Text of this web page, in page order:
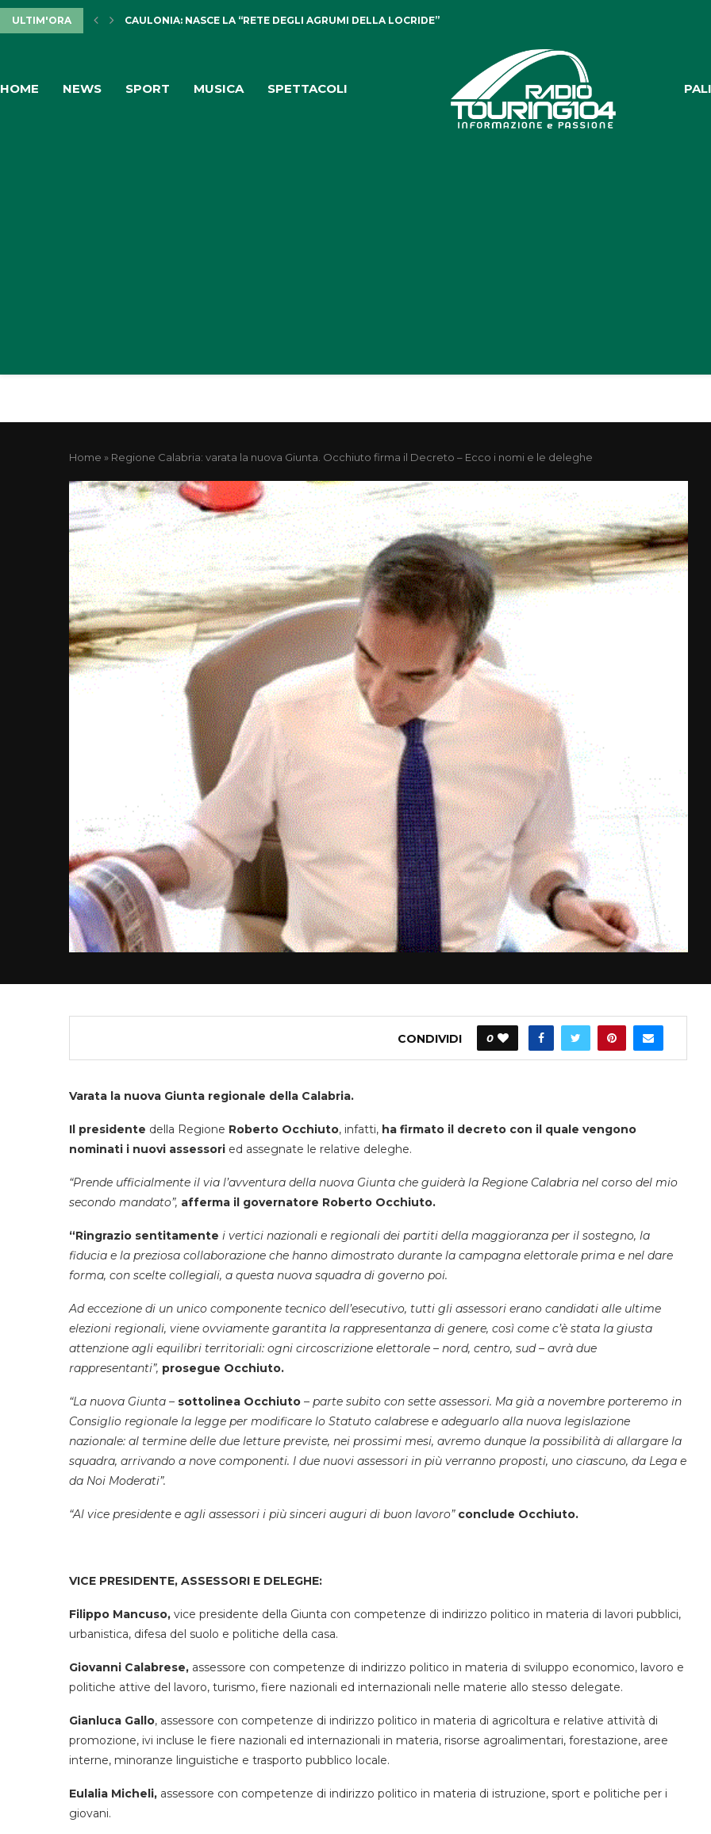
ULTIM'ORA CAULONIA: NASCE LA “RETE DEGLI AGRUMI DELLA LOCRIDE”
HOME NEWS SPORT MUSICA SPETTACOLI
Home » Regione Calabria: varata la nuova Giunta. Occhiuto firma il Decreto – Ecco i nomi e le deleghe
CONDIVIDI 0
Varata la nuova Giunta regionale della Calabria.
Il presidente della Regione Roberto Occhiuto, infatti, ha firmato il decreto con il quale vengono
nominati i nuovi assessori ed assegnate le relative deleghe.
“Prende ufficialmente il via l’avventura della nuova Giunta che guiderà la Regione Calabria nel corso del mio
secondo mandato”, afferma il governatore Roberto Occhiuto.
“Ringrazio sentitamente i vertici nazionali e regionali dei partiti della maggioranza per il sostegno, la
fiducia e la preziosa collaborazione che hanno dimostrato durante la campagna elettorale prima e nel dare
forma, con scelte collegiali, a questa nuova squadra di governo poi.
Ad eccezione di un unico componente tecnico dell’esecutivo, tutti gli assessori erano candidati alle ultime
elezioni regionali, viene ovviamente garantita la rappresentanza di genere, così come c’è stata la giusta
attenzione agli equilibri territoriali: ogni circoscrizione elettorale – nord, centro, sud – avrà due
rappresentanti”, prosegue Occhiuto.
“La nuova Giunta – sottolinea Occhiuto – parte subito con sette assessori. Ma già a novembre porteremo in
Consiglio regionale la legge per modificare lo Statuto calabrese e adeguarlo alla nuova legislazione
nazionale: al termine delle due letture previste, nei prossimi mesi, avremo dunque la possibilità di allargare la
squadra, arrivando a nove componenti. I due nuovi assessori in più verranno proposti, uno ciascuno, da Lega e
da Noi Moderati”.
“Al vice presidente e agli assessori i più sinceri auguri di buon lavoro”conclude Occhiuto.
VICE PRESIDENTE, ASSESSORI E DELEGHE:
Filippo Mancuso, vice presidente della Giunta con competenze di indirizzo politico in materia di lavori pubblici,
urbanistica, difesa del suolo e politiche della casa.
Giovanni Calabrese, assessore con competenze di indirizzo politico in materia di sviluppo economico, lavoro e
politiche attive del lavoro, turismo, fiere nazionali ed internazionali nelle materie allo stesso delegate.
Gianluca Gallo, assessore con competenze di indirizzo politico in materia di agricoltura e relative attività di
promozione, ivi incluse le fiere nazionali ed internazionali in materia, risorse agroalimentari, forestazione, aree
interne, minoranze linguistiche e trasporto pubblico locale.
Eulalia Micheli, assessore con competenze di indirizzo politico in materia di istruzione, sport e politiche per i
giovani.